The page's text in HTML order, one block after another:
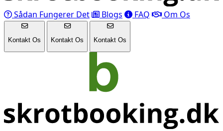
Sådan Fungerer Det Blogs FAQ Om Os
Kontakt Os Kontakt Os Kontakt Os